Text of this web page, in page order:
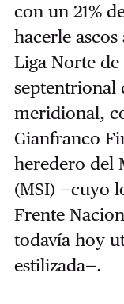
con un 21%
hacerle
Liga Norte
septentrional
meridional,
Gianfranco
heredero del
(MSI) —cuyo
Frente
todavía hoy
estilizada—.